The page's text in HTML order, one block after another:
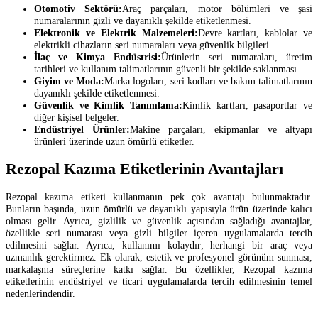
Otomotiv Sektörü:Araç parçaları, motor bölümleri ve şasi
numaralarının gizli ve dayanıklı şekilde etiketlenmesi.
Elektronik ve Elektrik Malzemeleri:Devre kartları, kablolar ve
elektrikli cihazların seri numaraları veya güvenlik bilgileri.
İlaç ve Kimya Endüstrisi:Ürünlerin seri numaraları, üretim
tarihleri ve kullanım talimatlarının güvenli bir şekilde saklanması.
Giyim ve Moda:Marka logoları, seri kodları ve bakım talimatlarının
dayanıklı şekilde etiketlenmesi.
Güvenlik ve Kimlik Tanımlama:Kimlik kartları, pasaportlar ve
diğer kişisel belgeler.
Endüstriyel Ürünler:Makine parçaları, ekipmanlar ve altyapı
ürünleri üzerinde uzun ömürlü etiketler.
Rezopal Kazıma Etiketlerinin Avantajları
Rezopal kazıma etiketi kullanmanın pek çok avantajı bulunmaktadır.
Bunların başında, uzun ömürlü ve dayanıklı yapısıyla ürün üzerinde kalıcı
olması gelir. Ayrıca, gizlilik ve güvenlik açısından sağladığı avantajlar,
özellikle seri numarası veya gizli bilgiler içeren uygulamalarda tercih
edilmesini sağlar. Ayrıca, kullanımı kolaydır; herhangi bir araç veya
uzmanlık gerektirmez. Ek olarak, estetik ve profesyonel görünüm sunması,
markalaşma süreçlerine katkı sağlar. Bu özellikler, Rezopal kazıma
etiketlerinin endüstriyel ve ticari uygulamalarda tercih edilmesinin temel
nedenlerindendir.